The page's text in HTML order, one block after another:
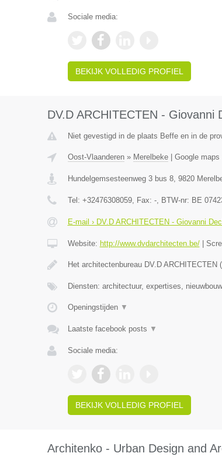
Sociale media:
BEKIJK VOLLEDIG PROFIEL
DV.D ARCHITECTEN - Giovanni
Niet gevestigd in de plaats Beffe en in de
Oost-Vlaanderen» Merelbeke| Google maps
Hundelgemsesteenweg 3 bus 8, 9820
Tel: +32476308059, Fax: -, BTW-nr: BE
E-mail › DV.D ARCHITECTEN - Giovanni
Website: http://www.dvdarchitecten.be/|
Het architectenbureau DV.D
Diensten: architectuur, expertises,
Openingstijden ▼
Laatste facebook posts ▼
Sociale media:
BEKIJK VOLLEDIG PROFIEL
Architenko - Urban Design and